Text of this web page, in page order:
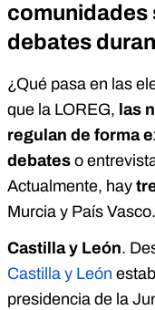
comunidades
debates
¿Qué pasa en las
que la LOREG, las
regulan de forma
debates o
Actualmente, hay
Murcia y País Vasco.
Castilla y León.
Castilla y León
presidencia de la